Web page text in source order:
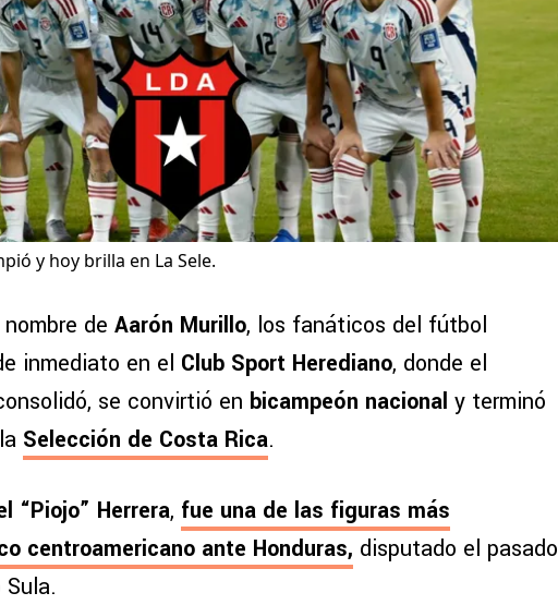
y hoy brilla en La Sele.
de Aarón Murillo, los fanáticos del fútbol
inmediato en el Club Sport Herediano, donde el
se convirtió en bicampeón nacional y terminó
Selección de Costa Rica.
“Piojo” Herrera, fue una de las figuras más
centroamericano ante Honduras, disputado el pasado